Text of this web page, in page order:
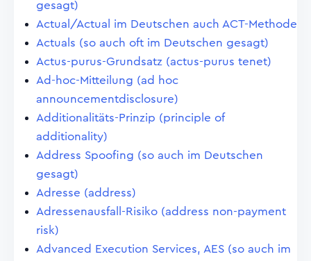
gesagt)
Actual/Actual im Deutschen auch ACT-Methode
Actuals (so auch oft im Deutschen gesagt)
Actus-purus-Grundsatz (actus-purus tenet)
Ad-hoc-Mitteilung (ad hoc
announcementdisclosure)
Additionalitäts-Prinzip (principle of
additionality)
Address Spoofing (so auch im Deutschen
gesagt)
Adresse (address)
Adressenausfall-Risiko (address non-payment
risk)
Advanced Execution Services, AES (so auch im